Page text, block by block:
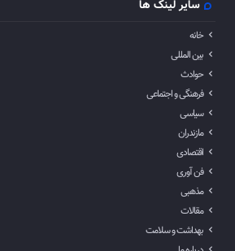
سایر لینک ها
خانه
بین المللی
حوادث
فرهنگی و اجتماعی
سیاسی
مازندران
اقتصادی
فن آوری
مذهبی
مقالات
بهداشت و سلامت